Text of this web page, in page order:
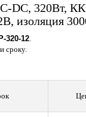
DC, 320Вт,
изоляция
320-12
сроку.